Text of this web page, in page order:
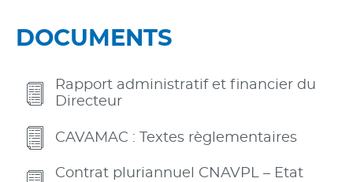
DOCUMENTS
Rapport administratif et financier du
Directeur
CAVAMAC : Textes règlementaires
Contrat pluriannuel CNAVPL – Etat